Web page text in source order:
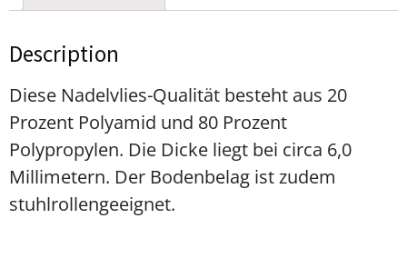
Description
Diese Nadelvlies-Qualität besteht aus 20
Prozent Polyamid und 80 Prozent
Polypropylen. Die Dicke liegt bei circa 6,0
Millimetern. Der Bodenbelag ist zudem
stuhlrollengeeignet.